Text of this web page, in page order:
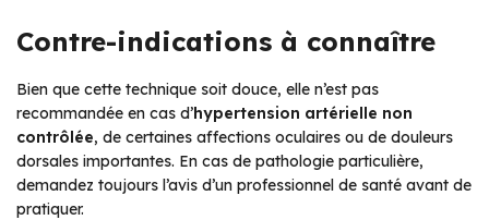
Contre-indications à connaître
Bien que cette technique soit douce, elle n’est pas
recommandée en cas d’hypertension artérielle non
contrôlée, de certaines affections oculaires ou de douleurs
dorsales importantes. En cas de pathologie particulière,
demandez toujours l’avis d’un professionnel de santé avant de
pratiquer.